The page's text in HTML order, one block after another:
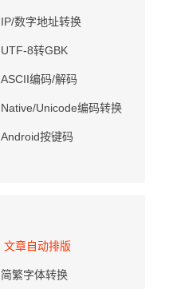
IP/数字地址转换
UTF-8转GBK
ASCII编码/解码
Native/Unicode编码转换
Android按键码
文章自动排版
简繁字体转换